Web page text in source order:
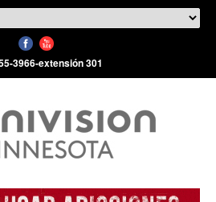
3966-extensión 301